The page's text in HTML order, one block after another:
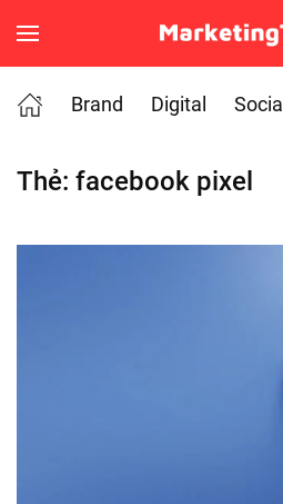
Skip to main content
Brand
Digital Social
Thẻ: facebook pixel